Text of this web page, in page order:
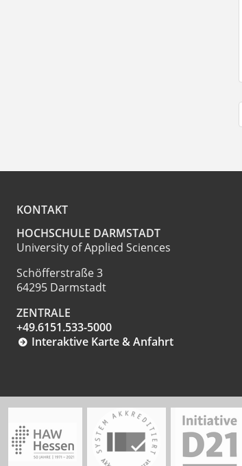
KONTAKT
HOCHSCHULE DARMSTADT
University of Applied Sciences
Schöfferstraße 3
64295 Darmstadt
ZENTRALE
+49.6151.533-5000
Interaktive Karte & Anfahrt